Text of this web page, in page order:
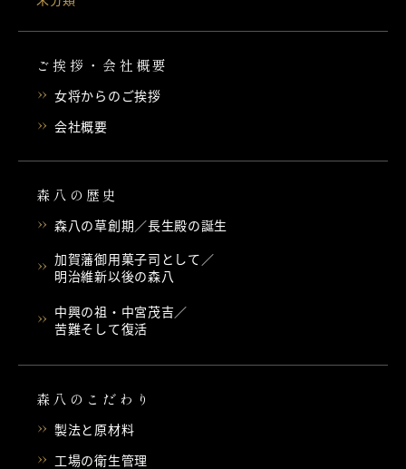
ご挨拶・会社概要
女将からのご挨拶
会社概要
森八の歴史
森八の草創期／長生殿の誕生
加賀藩御用菓子司として／
明治維新以後の森八
中興の祖・中宮茂吉／
苦難そして復活
森八のこだわり
製法と原材料
工場の衛生管理